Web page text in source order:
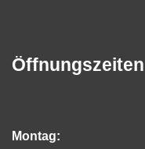
Öffnungszeiten
Montag: